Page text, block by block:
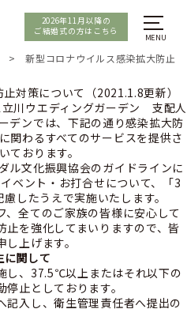
2026年11月以降の
ご結婚式の方はこちら
>新型コロナウイルス感染拡大防止
対策について（2021.1.8更新）
立川ウエディングガーデン 支配人
デンでは、下記の通り感染拡大防
関わるすべてのサービスを提供さ
ております。
ル文化振興協会のガイドラインに
ベント・お打合せについて、「3
したうえで実施いたします。
、全てのご家族の皆様に安心して
を強化してまいりますので、皆
上げます。
関して
、37.5℃以上またはそれ以下の
止としております。
記入し、衛生管理責任者へ提出の